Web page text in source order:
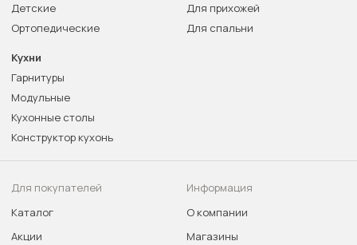
Детские
Ортопедические
Для прихожей
Для спальни
Кухни
Гарнитуры
Модульные
Кухонные столы
Конструктор кухонь
Для покупателей
Каталог
Акции
Информация
О компании
Магазины